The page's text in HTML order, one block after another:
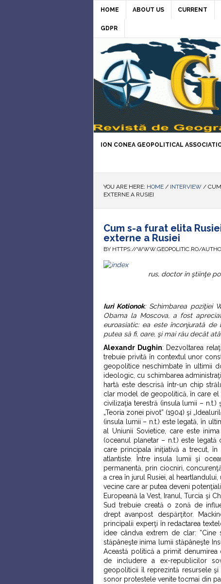
HOME ABOUT US CURRENT
GDPR
ION CONEA GEOPOLITICAL
YOU ARE HERE: HOME / INTERVIEW /
EXTERNE A RUSIEI
Cum s-a furat elita
externe a Rusiei
BY HTTPS://WWW.GEOPOLITIC.RO/
rus, doctor în ştiinţe
Iuri Kotionok: Schimbarea poziţiei
Obama la Moscova, a fost
euroasiatic: ea este înconjurată de
putea să fi, oare, şi mai rău decât
Alexandr Dughin: Dezvoltarea
trebuie privită în contextul unor
geopolitice neschimbate în ultimii
ideologic, cu schimbarea
hartă este descrisă într-un chip
clar model de geopolitică, în care
civilizaţia terestră (insula lumii – n.t.)
„Teoria zonei pivot” (1904) şi
(insula lumii – n.t.) este legată, în
al Uniunii Sovietice, care este
(oceanul planetar – n.t.) este
care principala iniţiativă a trecut,
atlantiste. Între insula lumii şi
permanentă, prin ciocniri,
a crea în jurul Rusiei, al
vecine care ar putea deveni
Europeană la Vest, Iranul, Turcia şi
Sud trebuie creată o zonă de
drept avanpost despărţitor.
principalii experţi în redactarea
idee cândva extrem de clar: ”Cine
stăpâneşte inima lumii stăpâneşte
Această politică a primit denumirea
de includere a ex-republicilor
geopoliticii îl reprezintă resursele
sonor protestele venite tocmai din